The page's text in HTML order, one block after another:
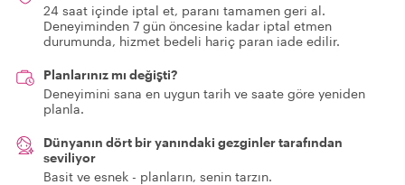
24 saat içinde iptal et, paranı tamamen geri al.
Deneyiminden 7 gün öncesine kadar iptal etmen
durumunda, hizmet bedeli hariç paran iade edilir.
Planlarınız mı değişti?
Deneyimini sana en uygun tarih ve saate göre yeniden
planla.
Dünyanın dört bir yanındaki gezginler tarafından
seviliyor
Basit ve esnek - planların, senin tarzın.